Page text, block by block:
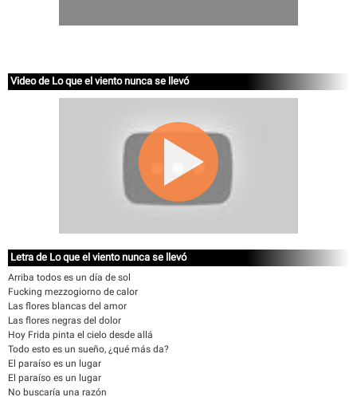
Video de Lo que el viento nunca se llevó
Letra de Lo que el viento nunca se llevó
Arriba todos es un día de sol
Fucking mezzogiorno de calor
Las flores blancas del amor
Las flores negras del dolor
Hoy Frida pinta el cielo desde allá
Todo esto es un sueño, ¿qué más da?
El paraíso es un lugar
El paraíso es un lugar
No buscaría una razón